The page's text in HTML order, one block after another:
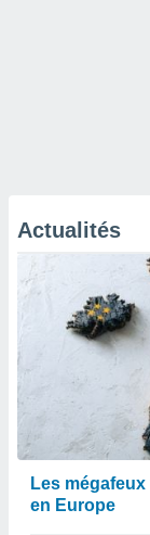
Actualités
Les
en Europe